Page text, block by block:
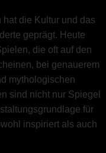
die Kultur und das
geprägt. Heute
die oft auf den
bei genauerem
mythologischen
sind nicht nur Spiegel
für
inspiriert als auch